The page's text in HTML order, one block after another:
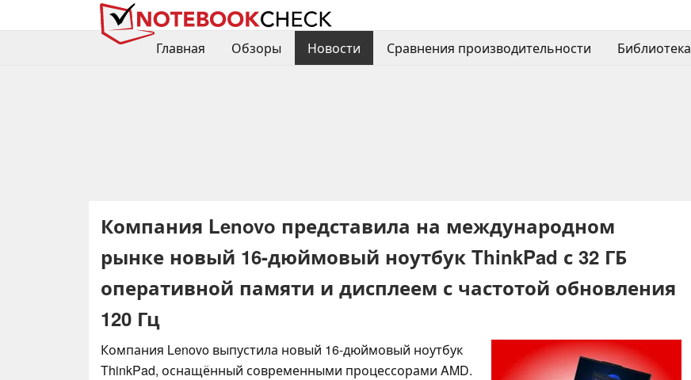
Главная
Обзоры Новости Сравнения производительности Библиотека
Компания Lenovo представила на международном
рынке новый 16-дюймовый ноутбук ThinkPad с 32 ГБ
оперативной памяти и дисплеем с частотой обновления
120 Гц
Компания Lenovo выпустила новый 16-дюймовый ноутбук
ThinkPad, оснащённый современными процессорами AMD.